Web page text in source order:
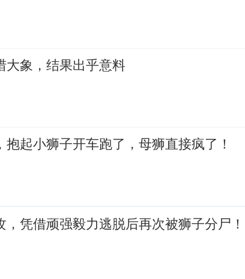
大象，结果出乎意料
抱起小狮子开车跑了，母狮直接疯了！
，凭借顽强毅力逃脱后再次被狮子分尸！